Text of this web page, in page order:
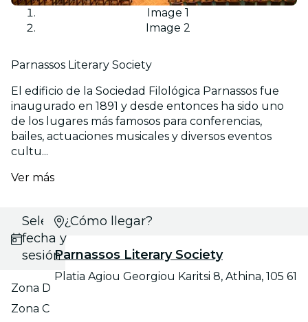
Image 1
Image 2
Parnassos Literary Society
El edificio de la Sociedad Filológica Parnassos fue
inaugurado en 1891 y desde entonces ha sido uno
de los lugares más famosos para conferencias,
bailes, actuaciones musicales y diversos eventos
cultu...
Ver más
Selecciona
fecha y
sesión
Zona D
Zona C
¿Cómo llegar?
Parnassos Literary Society
Platia Agiou Georgiou Karitsi 8, Athina, 105 61